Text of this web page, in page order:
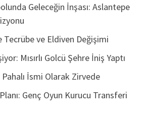
Geleceğin İnşası: Aslantepe
ve Eldiven Değişimi
Mısırlı Golcü Şehre İniş Yaptı
İsmi Olarak Zirvede
Genç Oyun Kurucu Transferi